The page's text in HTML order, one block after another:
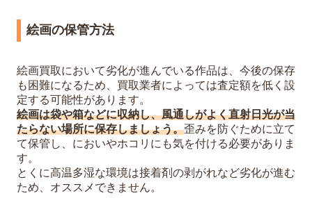
絵画の保管方法
絵画買取において劣化が進んでいる作品は、今後の保存
も困難になるため、買取業者によっては査定額を低く設
定する可能性があります。
絵画は袋や箱などに収納し、風通しがよく直射日光が当
たらない場所に保存しましょう。歪みを防ぐために立て
て保管し、においやホコリにも気を付ける必要がありま
す。
とくに高温多湿な環境は接着剤の剥がれなど劣化が進む
ため、オススメできません。